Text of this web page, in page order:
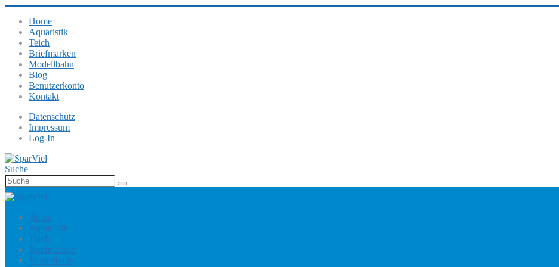
Home
Aquaristik
Teich
Briefmarken
Modellbahn
Blog
Benutzerkonto
Kontakt
Datenschutz
Impressum
Log-In
Suche
Home
Aquaristik
Teich
Briefmarken
Modellbahn